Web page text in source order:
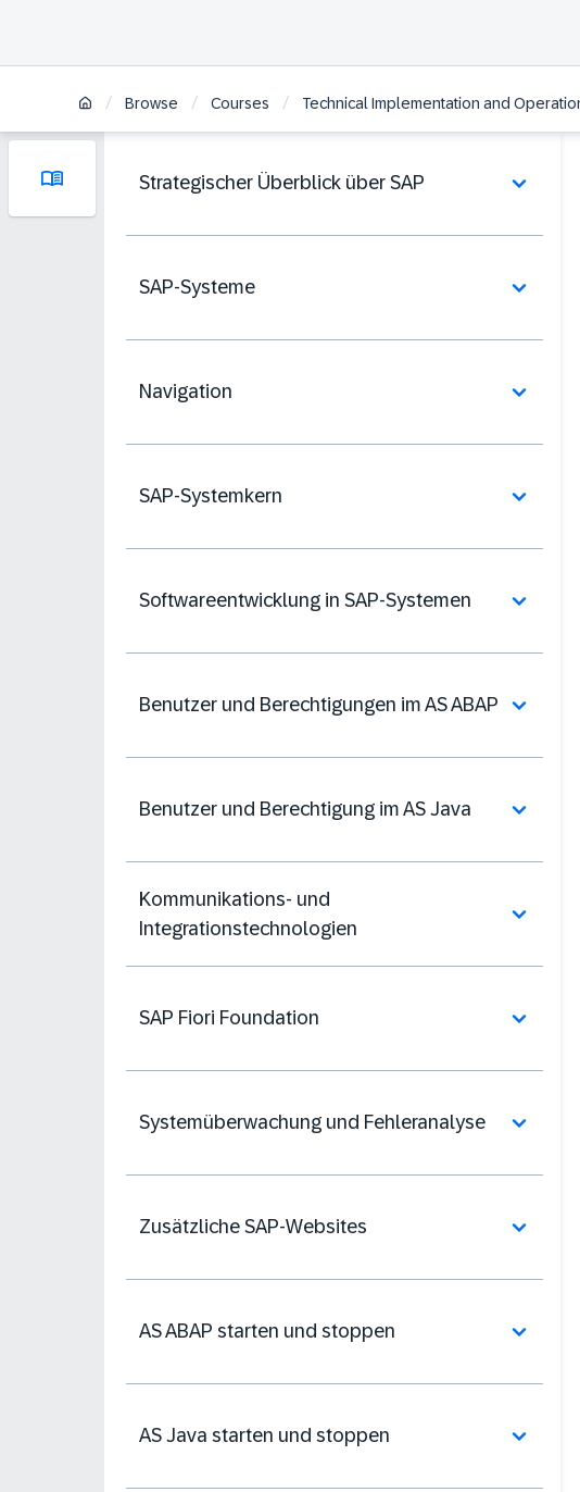
/ Browse / Courses / Technical Implementation and
Strategischer Überblick über SAP
SAP-Systeme
Navigation
SAP-Systemkern
Softwareentwicklung in SAP-Systemen
Benutzer und Berechtigungen im AS ABAP
Benutzer und Berechtigung im AS Java
Kommunikations- und
Integrationstechnologien
SAP Fiori Foundation
Systemüberwachung und Fehleranalyse
Zusätzliche SAP-Websites
AS ABAP starten und stoppen
AS Java starten und stoppen